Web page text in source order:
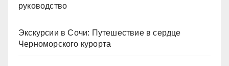
руководство
Экскурсии в Сочи: Путешествие в сердце
Черноморского курорта